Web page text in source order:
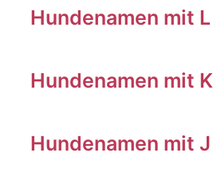
Hundenamen mit L
Hundenamen mit K
Hundenamen mit J